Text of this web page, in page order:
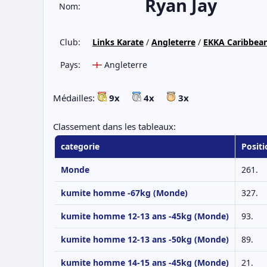
Nom: Ryan Jay
Club: Links Karate / Angleterre / EKKA
Pays:
Angleterre
Médailles: 9x 4x 3x
Classement dans les tableaux:
categorie
Monde 261.
kumite homme -67kg (Monde) 327.
kumite homme 12-13 ans -45kg (Monde) 93.
kumite homme 12-13 ans -50kg (Monde) 89.
kumite homme 14-15 ans -45kg (Monde) 21.